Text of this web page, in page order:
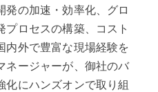
発の加速・効率化、グロ
プロセスの構築、コスト
内外で豊富な現場経験を
ネージャーが、御社のバ
化にハンズオンで取り組